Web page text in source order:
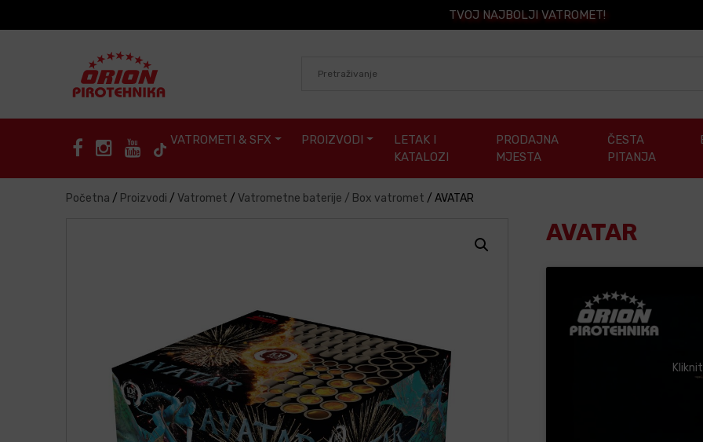
TVOJ NAJBOLJI VATROMET!
VATROMETI & SFX PROIZVODI
LETAK I
KATALOZI
PRODAJNA
MJESTA
ČESTA
PITANJA
Početna / Proizvodi / Vatromet / Vatrometne baterije / Box vatromet / AVATAR
AVATAR